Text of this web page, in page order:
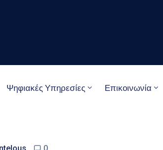
Ψηφιακές Υπηρεσίες Επικοινωνία
0